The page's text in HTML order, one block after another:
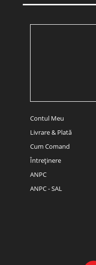
Contul Meu
Livrare & Plată
Cum Comand
Întreținere
ANPC
ANPC - SAL